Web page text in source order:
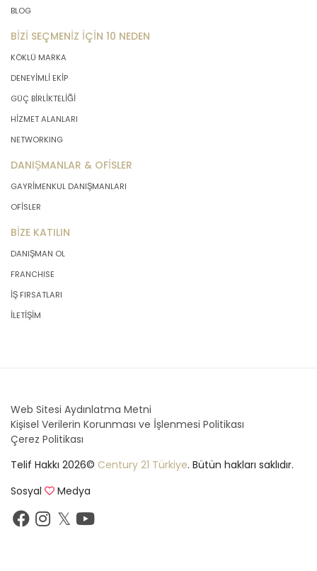
BLOG
BİZİ SEÇMENİZ İÇİN 10 NEDEN
KÖKLÜ MARKA
DENEYİMLİ EKİP
GÜÇ BİRLİKTELİĞİ
HİZMET ALANLARI
NETWORKING
DANIŞMANLAR & OFİSLER
GAYRİMENKUL DANIŞMANLARI
OFİSLER
BİZE KATILIN
DANIŞMAN OL
FRANCHISE
İŞ FIRSATLARI
İLETİŞİM
Web Sitesi Aydınlatma Metni
Kişisel Verilerin Korunması ve İşlenmesi Politikası
Çerez Politikası
Telif Hakkı 2026© Century 21 Türkiye. Bütün hakları saklıdır.
Sosyal
Medya